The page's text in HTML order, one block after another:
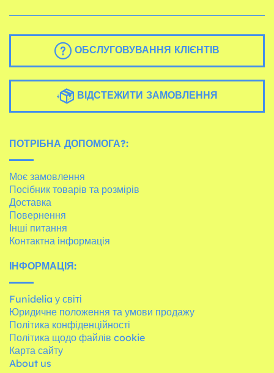
ОБСЛУГОВУВАННЯ КЛІЄНТІВ
ВІДСТЕЖИТИ ЗАМОВЛЕННЯ
ПОТРІБНА ДОПОМОГА?:
Моє замовлення
Посібник товарів та розмірів
Доставка
Повернення
Інші питання
Контактна інформація
ІНФОРМАЦІЯ:
Funidelia у світі
Юридичне положення та умови продажу
Політика конфіденційності
Політика щодо файлів cookie
Карта сайту
About us